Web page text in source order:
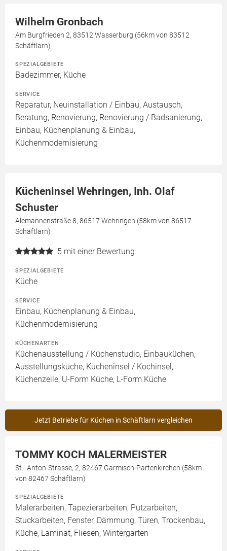
Wilhelm Gronbach
Am Burgfrieden 2, 83512 Wasserburg (56km von 83512
Schäftlarn)
SPEZIALGEBIETE
Badezimmer, Küche
SERVICE
Reparatur, Neuinstallation / Einbau, Austausch,
Beratung, Renovierung, Renovierung / Badsanierung,
Einbau, Küchenplanung & Einbau,
Küchenmodernisierung
Kücheninsel Wehringen, Inh. Olaf
Schuster
Alemannenstraße 8, 86517 Wehringen (58km von 86517
Schäftlarn)
5 mit einer Bewertung
SPEZIALGEBIETE
Küche
SERVICE
Einbau, Küchenplanung & Einbau,
Küchenmodernisierung
KÜCHENARTEN
Küchenausstellung / Küchenstudio, Einbauküchen,
Ausstellungsküche, Kücheninsel / Kochinsel,
Küchenzeile, U-Form Küche, L-Form Küche
Jetzt Betriebe für Küchen in Schäftlarn vergleichen
TOMMY KOCH MALERMEISTER
St.- Anton-Strasse, 2, 82467 Garmisch-Partenkirchen (58km
von 82467 Schäftlarn)
SPEZIALGEBIETE
Malerarbeiten, Tapezierarbeiten, Putzarbeiten,
Stuckarbeiten, Fenster, Dämmung, Türen, Trockenbau,
Küche, Laminat, Fliesen, Wintergarten